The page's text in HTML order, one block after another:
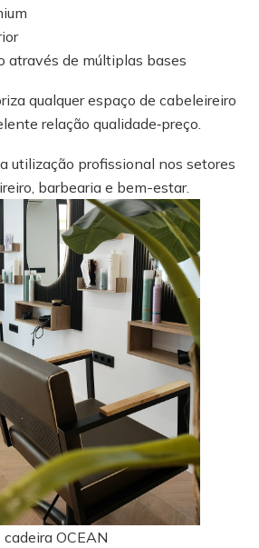
através de múltiplas bases
qualquer espaço de cabeleireiro
relação qualidade‑preço.
utilização profissional nos setores
barbearia e bem-estar.
cadeira OCEAN